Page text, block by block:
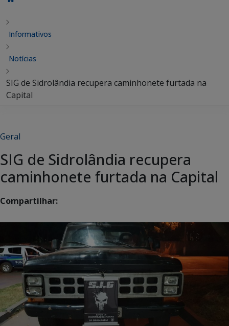
Informativos
Notícias
SIG de Sidrolândia recupera caminhonete furtada na
Capital
Geral
SIG de Sidrolândia recupera
caminhonete furtada na Capital
Compartilhar: